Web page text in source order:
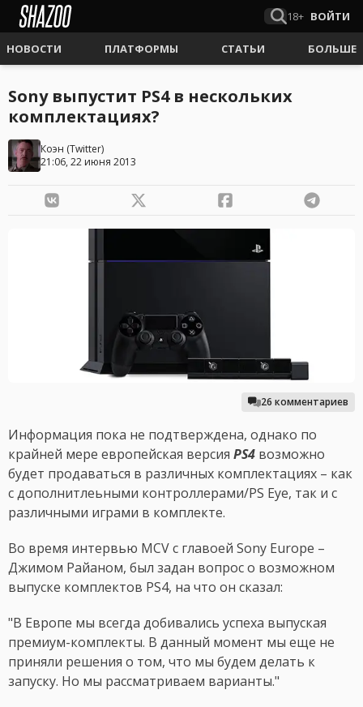
18+ ВОЙТИ
НОВОСТИ ПЛАТФОРМЫ СТАТЬИ БОЛЬШЕ
Sony выпустит PS4 в нескольких
комплектациях?
Коэн (Twitter)
21:06, 22 июня 2013
26 комментариев
Информация пока не подтверждена, однако по
крайней мере европейская версия PS4 возможно
будет продаваться в различных комплектациях – как
с дополнитлеьными контроллерами/PS Eye, так и с
различными играми в комплекте.
Во время интервью MCV с главоей Sony Europe –
Джимом Райаном, был задан вопрос о возможном
выпуске комплектов PS4, на что он сказал:
"В Европе мы всегда добивались успеха выпуская
премиум-комплекты. В данный момент мы еще не
приняли решения о том, что мы будем делать к
запуску. Но мы рассматриваем варианты."